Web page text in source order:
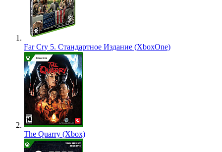
Far Cry 5. Стандартное Издание (XboxOne)
The Quarry (Xbox)